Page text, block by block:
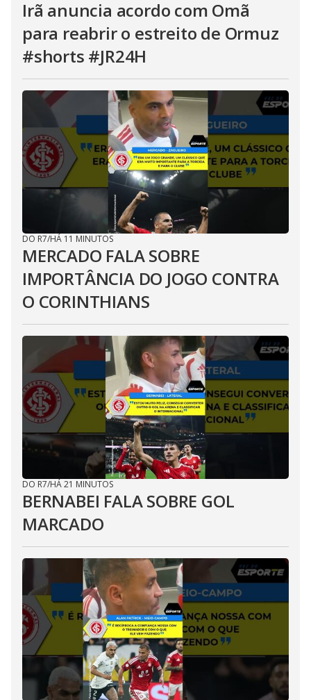
Irã anuncia acordo com Omã
para reabrir o estreito de Ormuz
#shorts #JR24H
DO R7/HÁ 11 MINUTOS
MERCADO FALA SOBRE
IMPORTÂNCIA DO JOGO CONTRA
O CORINTHIANS
DO R7/HÁ 21 MINUTOS
BERNABEI FALA SOBRE GOL
MARCADO